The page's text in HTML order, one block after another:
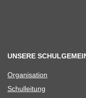
UNSERE
Orga­ni­sa­tion
Schul­lei­tung